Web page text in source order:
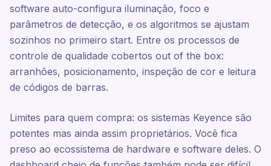
software auto-configura iluminação, foco e
parâmetros de detecção, e os algoritmos se ajustam
sozinhos no primeiro start. Entre os processos de
controle de qualidade cobertos out of the box:
arranhões, posicionamento, inspeção de cor e leitura
de códigos de barras.
Limites para quem compra: os sistemas Keyence são
potentes mas ainda assim proprietários. Você fica
preso ao ecossistema de hardware e software deles. O